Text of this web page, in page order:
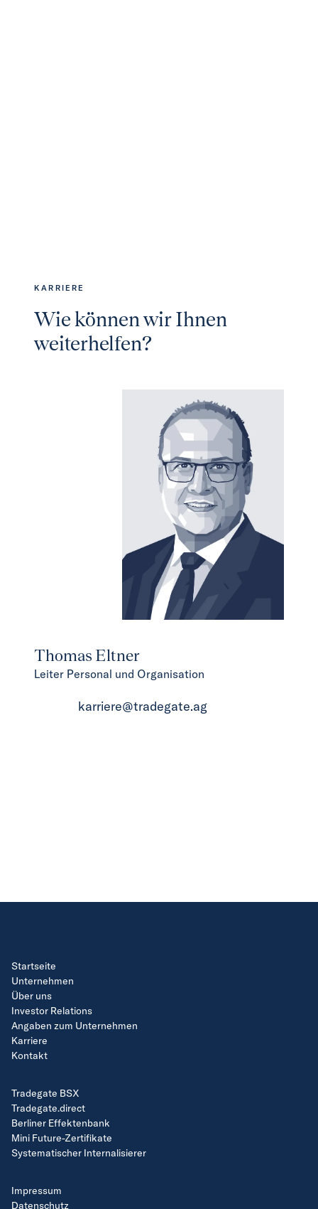
KARRIERE
Wie können wir Ihnen
weiterhelfen?
Thomas Eltner
Leiter Personal und Organisation
karriere@tradegate.ag
Startseite
Unternehmen
Über uns
Investor Relations
Angaben zum Unternehmen
Karriere
Kontakt
Tradegate BSX
Tradegate.direct
Berliner Effektenbank
Mini Future-Zertifikate
Systematischer Internalisierer
Impressum
Datenschutz